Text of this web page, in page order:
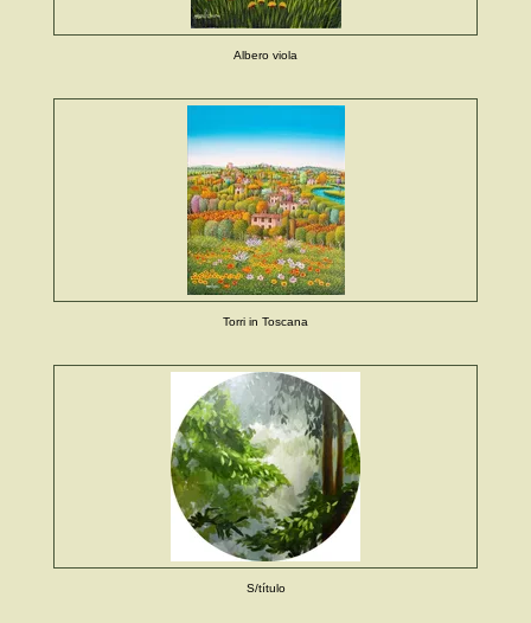
Albero viola
Torri in Toscana
S/título